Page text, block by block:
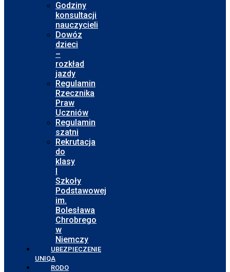
Godziny
konsultacji
nauczycieli
Dowóz
dzieci
–
rozkład
jazdy
Regulamin
Rzecznika
Praw
Uczniów
Regulamin
szatni
Rekrutacja
do
klasy
I
Szkoły
Podstawowej
im.
Bolesława
Chrobrego
w
Niemczy
UBEZPIECZENIE
UNIQA
RODO